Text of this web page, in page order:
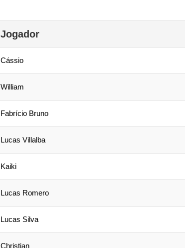
Jogador
Cássio
William
Fabrício Bruno
Lucas Villalba
Kaiki
Lucas Romero
Lucas Silva
Christian